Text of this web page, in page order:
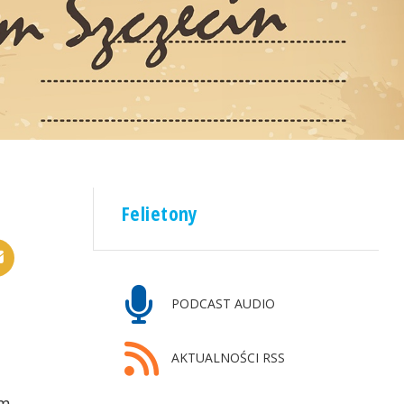
Felietony
PODCAST AUDIO
AKTUALNOŚCI RSS